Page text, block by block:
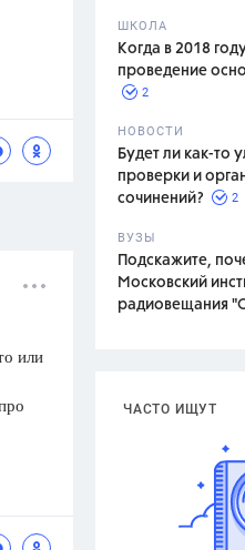
ШКОЛА
Когда в 2018
проведение
2
НОВОСТИ
Будет ли как-то
проверки и
сочинений?
2
ВУЗЫ
Подскажите,
Московский
радиовещания
ЧАСТО ИЩУТ
или